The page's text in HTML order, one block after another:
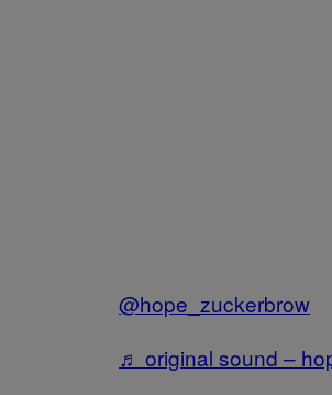
@hope_zuckerbrow
♬ original sound –